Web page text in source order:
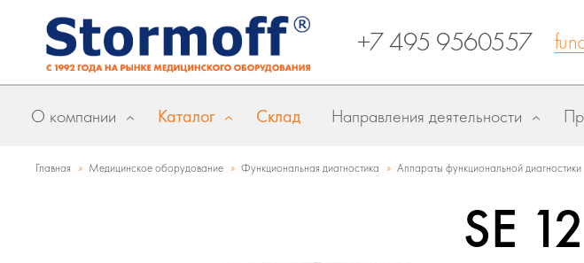
+7 495 9560557
О компании Каталог Склад Направления деятельности
Главная » Медицинское оборудование » Функциональная диагностика » Аппараты функциональной диагностики
SE